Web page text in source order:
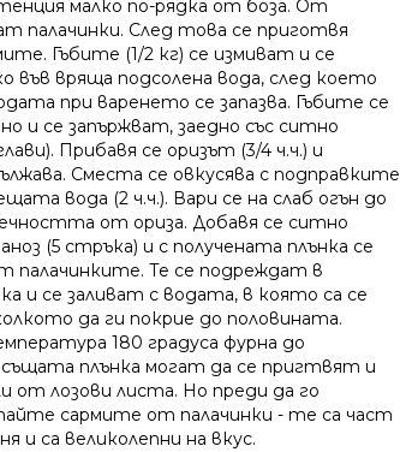
малко по-рядка от боза. От
палачинки. След това се приготвя
Гъбите (1/2 кг) се измиват и се
във вряща подсолена вода, след което
при варенето се запазва. Гъбите се
и се запържват, заедно със ситно
Прибавя се оризът (3/4 ч.ч.) и
Сместа се овкусява с подправките
вода (2 ч.ч.). Вари се на слаб огън до
от ориза. Добавя се ситно
(5 стръка) и с получената плънка се
палачинките. Те се подреждат в
и се заливат с водата, в която са се
да ги покрие до половината.
180 градуса фурна до
същата плънка могат да се пригтвят и
от лозови листа. Но преди да го
сaрмите от палачинки - те са част
и са великолепни на вкус.